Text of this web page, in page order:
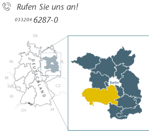
Rufen Sie uns an!
033204 6287-0